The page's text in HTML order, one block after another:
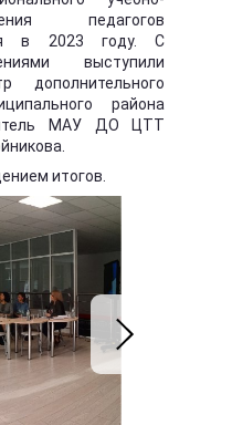
педагогов
в 2023 году. С
выступили
района
МАУ ДО ЦТТ
итогов.